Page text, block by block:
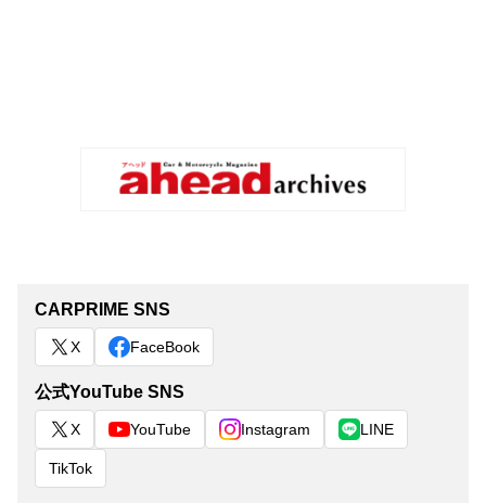
CARPRIME SNS
X FaceBook
公式YouTube SNS
X YouTube Instagram LINE
TikTok